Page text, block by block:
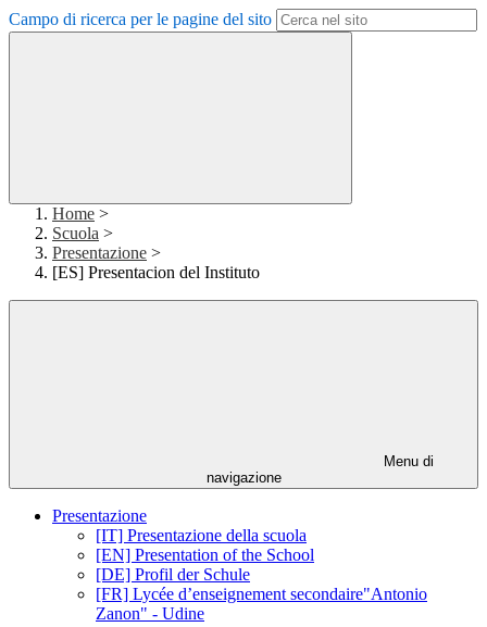
Campo di ricerca per le pagine del sito
Home >
Scuola >
Presentazione >
[ES] Presentacion del Instituto
Menu di
navigazione
Presentazione
[IT] Presentazione della scuola
[EN] Presentation of the School
[DE] Profil der Schule
[FR] Lycée d’enseignement secondaire"Antonio
Zanon" - Udine